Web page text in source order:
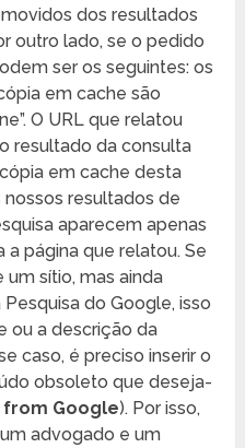
dos resultados
outro lado, se o pedido
ser os seguintes: os
em cache são
O URL que relatou
resultado da consulta
em cache desta
resultados de
aparecem apenas
a página que relatou. Se
sítio, mas ainda
do Google, isso
ou a descrição da
caso, é preciso inserir o
obsoleto que deseja-
from Google). Por isso,
advogado e um